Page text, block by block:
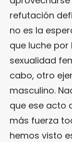
refutación
no es la
que luche
sexualidad
cabo, otro
masculino.
que ese acto
más fuerza
hemos visto